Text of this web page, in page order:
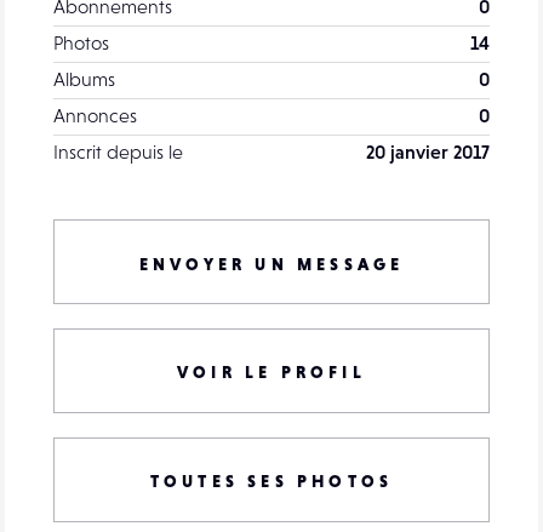
Abonnements
0
Photos
14
Albums
0
Annonces
0
Inscrit depuis le
20 janvier 2017
ENVOYER UN MESSAGE
VOIR LE PROFIL
TOUTES SES PHOTOS